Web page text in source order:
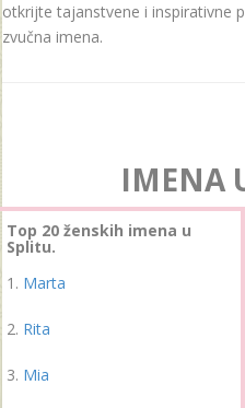
otkrijte tajanstvene i inspirativne
zvučna imena.
IMENA
Top 20 ženskih imena u
Splitu.
Marta
Rita
Mia